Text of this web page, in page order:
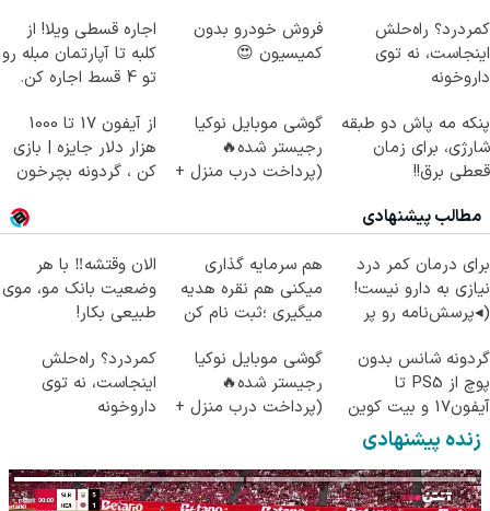
کمردرد؟ راه‌حلش
اینجاست، نه توی
داروخونه
فروش خودرو بدون
کمیسیون 😍
اجاره‌ قسطی ویلا! از
کلبه تا آپارتمان مبله رو
تو 4 قسط اجاره کن.
پنکه مه پاش دو طبقه
شارژی، برای زمان
قعطی برق!!
گوشی موبایل نوکیا
رجیستر شده🔥
(پرداخت درب منزل +
از آیفون 17 تا 1000
هزار دلار جایزه | بازی
کن ، گردونه بچرخون
مطالب پیشنهادی
برای درمان کمر درد
نیازی به دارو نیست!
(◂پرسش‌نامه رو پر
هم سرمایه گذاری
میکنی هم نقره هدیه
میگیری ؛ثبت نام کن
الان وقتشه‼️ با هر
وضعیت بانک مو، موی
طبیعی بکار!
گردونه شانس بدون
پوچ از PS5 تا
آیفون17 و بیت کوین
🔥
گوشی موبایل نوکیا
رجیستر شده🔥
(پرداخت درب منزل +
کمردرد؟ راه‌حلش
اینجاست، نه توی
داروخونه
زنده پیشنهادی